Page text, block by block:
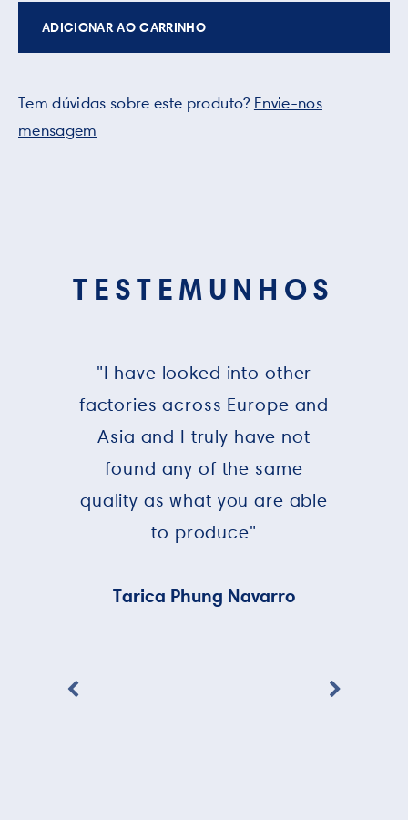
ADICIONAR AO CARRINHO
Tem dúvidas sobre este produto? Envie-nos
mensagem
TESTEMUNHOS
"I have looked into other
factories across Europe and
Asia and I truly have not
found any of the same
quality as what you are able
to produce"
Tarica Phung Navarro